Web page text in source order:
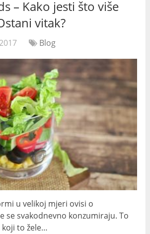
– Kako jesti što više
vitak?
Blog
u velikoj mjeri ovisi o
se svakodnevno konzumiraju. To
koji to žele…